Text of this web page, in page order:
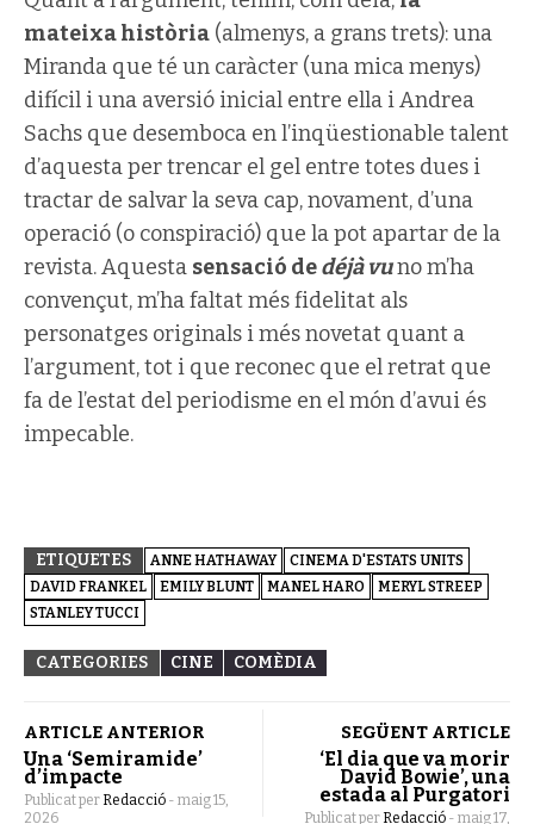
mateixa història (almenys, a grans trets): una
Miranda que té un caràcter (una mica menys)
difícil i una aversió inicial entre ella i Andrea
Sachs que desemboca en l’inqüestionable talent
d’aquesta per trencar el gel entre totes dues i
tractar de salvar la seva cap, novament, d’una
operació (o conspiració) que la pot apartar de la
revista. Aquesta sensació dedéjà vuno m’ha
convençut, m’ha faltat més fidelitat als
personatges originals i més novetat quant a
l’argument, tot i que reconec que el retrat que
fa de l’estat del periodisme en el món d’avui és
impecable.
ETIQUETES ANNE HATHAWAY
CINEMA D'ESTATS UNITS
DAVID FRANKEL
EMILY BLUNT MANEL HARO
MERYL STREEP
STANLEY TUCCI
CATEGORIES CINE COMÈDIA
ARTICLE ANTERIOR
Una ‘Semiramide’
d’impacte
Publicat per Redacció - maig 15,
2026
SEGÜENT ARTICLE
‘El dia que va morir
David Bowie’, una
estada al Purgatori
Publicat per Redacció - maig 17,